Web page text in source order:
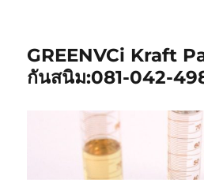
GREENVCi Kraft
กันสนิม:081-042-